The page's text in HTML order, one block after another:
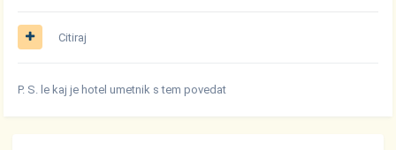
Citiraj
P. S. le kaj je hotel umetnik s tem povedat